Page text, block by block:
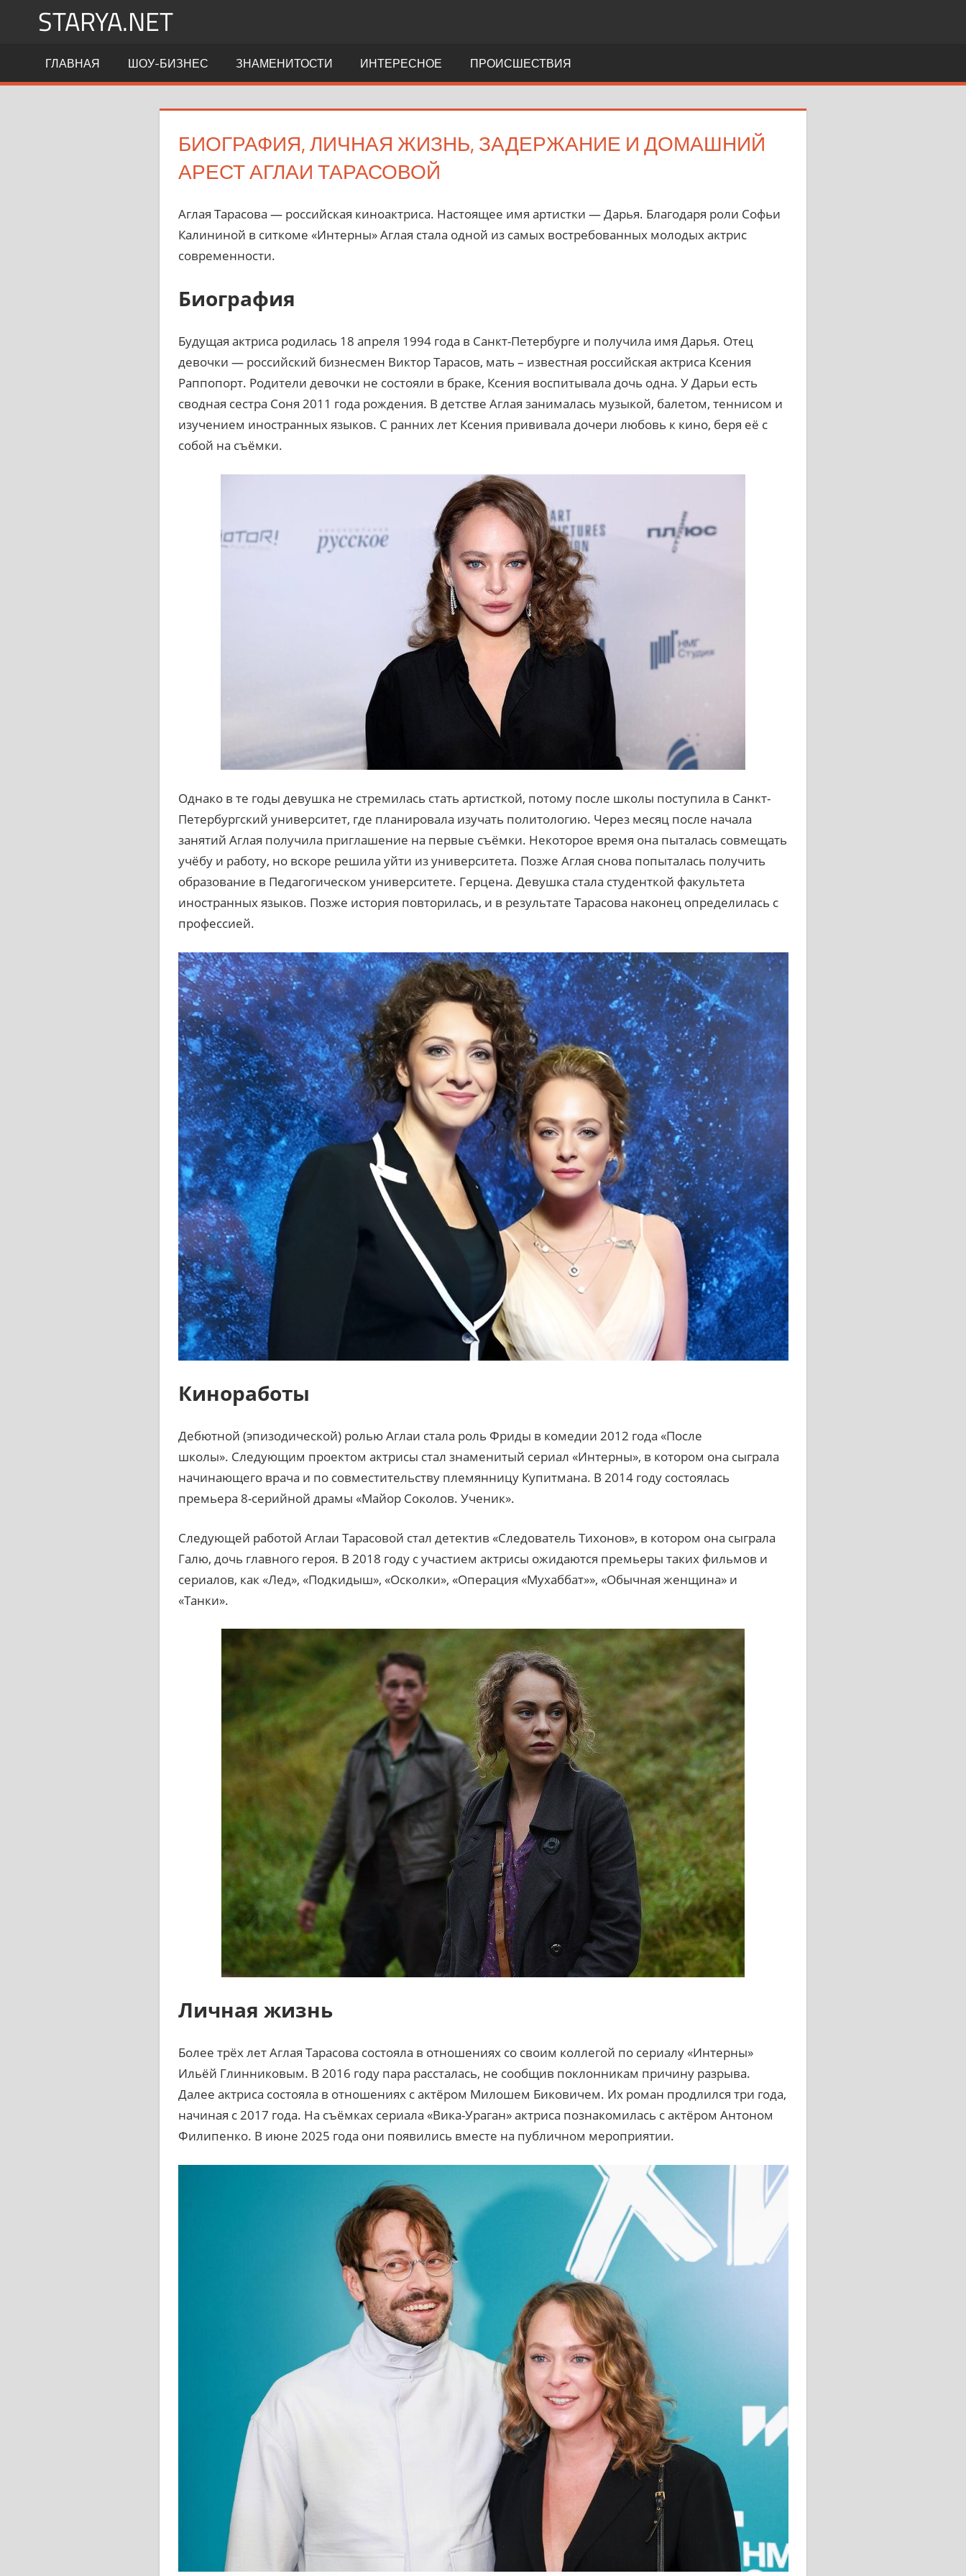
ПерейтиSTARYA.NET
шоу-
бизнеса
ГЛАВНАЯ ШОУ-БИЗНЕС ЗНАМЕНИТОСТИ ИНТЕРЕСНОЕ ПРОИСШЕСТВИЯ
БИОГРАФИЯ, ЛИЧНАЯ ЖИЗНЬ, ЗАДЕРЖАНИЕ И ДОМАШНИЙ
АРЕСТ АГЛАИ ТАРАСОВОЙ
Аглая Тарасова — российская киноактриса. Настоящее имя артистки — Дарья. Благодаря роли Софьи
Калининой в ситкоме «Интерны» Аглая стала одной из самых востребованных молодых актрис
современности.
Биография
Будущая актриса родилась 18 апреля 1994 года в Санкт-Петербурге и получила имя Дарья. Отец
девочки — российский бизнесмен Виктор Тарасов, мать – известная российская актриса Ксения
Раппопорт. Родители девочки не состояли в браке, Ксения воспитывала дочь одна. У Дарьи есть
сводная сестра Соня 2011 года рождения. В детстве Аглая занималась музыкой, балетом, теннисом и
изучением иностранных языков. С ранних лет Ксения прививала дочери любовь к кино, беря её с
собой на съёмки.
Однако в те годы девушка не стремилась стать артисткой, потому после школы поступила в Санкт-
Петербургский университет, где планировала изучать политологию. Через месяц после начала
занятий Аглая получила приглашение на первые съёмки. Некоторое время она пыталась совмещать
учёбу и работу, но вскоре решила уйти из университета. Позже Аглая снова попыталась получить
образование в Педагогическом университете. Герцена. Девушка стала студенткой факультета
иностранных языков. Позже история повторилась, и в результате Тарасова наконец определилась с
профессией.
Киноработы
Дебютной (эпизодической) ролью Аглаи стала роль Фриды в комедии 2012 года «После
школы». Следующим проектом актрисы стал знаменитый сериал «Интерны», в котором она сыграла
начинающего врача и по совместительству племянницу Купитмана. В 2014 году состоялась
премьера 8-серийной драмы «Майор Соколов. Ученик».
Следующей работой Аглаи Тарасовой стал детектив «Следователь Тихонов», в котором она сыграла
Галю, дочь главного героя. В 2018 году с участием актрисы ожидаются премьеры таких фильмов и
сериалов, как «Лед», «Подкидыш», «Осколки», «Операция «Мухаббат»», «Обычная женщина» и
«Танки».
Личная жизнь
Более трёх лет Аглая Тарасова состояла в отношениях со своим коллегой по сериалу «Интерны»
Ильёй Глинниковым. В 2016 году пара рассталась, не сообщив поклонникам причину разрыва.
Далее актриса состояла в отношениях с актёром Милошем Биковичем. Их роман продлился три года,
начиная с 2017 года. На съёмках сериала «Вика-Ураган» актриса познакомилась с актёром Антоном
Филипенко. В июне 2025 года они появились вместе на публичном мероприятии.